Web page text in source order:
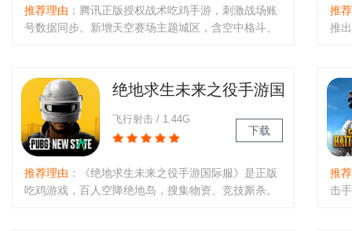
推荐理由 ：腾讯正版授权战术吃鸡手游，刺激战场账
号数据同步。新增天空赛场主题城区，含空中格斗、
幻4打造逼真场景，真实弹道+载..
推
推
登
绝地求生未来之役手游国
际服下载正版
飞行射击 / 1.44G
下载
推荐理由 ：《绝地求生未来之役手游国际服》是正版
吃鸡游戏，百人空降绝地岛，搜集物资、竞技厮杀。
推
击